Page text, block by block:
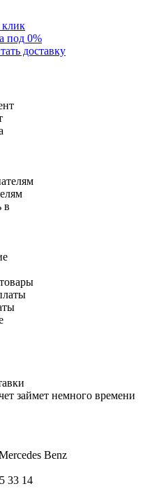
под 0%
доставку
займет немного времени
Benz
33 14